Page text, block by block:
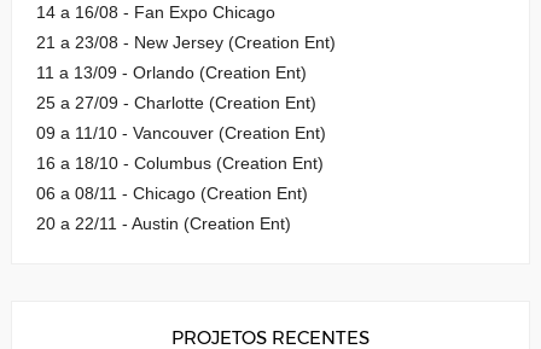
14 a 16/08 - Fan Expo Chicago
21 a 23/08 - New Jersey (Creation Ent)
11 a 13/09 - Orlando (Creation Ent)
25 a 27/09 - Charlotte (Creation Ent)
09 a 11/10 - Vancouver (Creation Ent)
16 a 18/10 - Columbus (Creation Ent)
06 a 08/11 - Chicago (Creation Ent)
20 a 22/11 - Austin (Creation Ent)
PROJETOS RECENTES